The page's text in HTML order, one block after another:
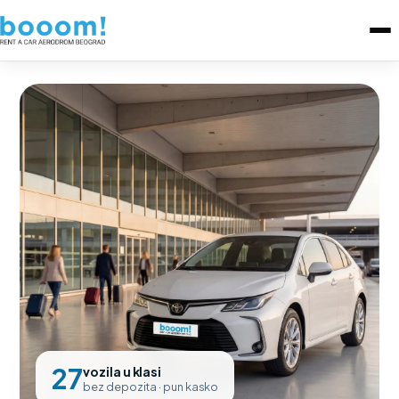
27vozila u klasi
bez depozita · pun kasko